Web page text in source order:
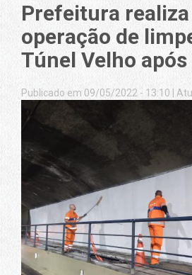
Prefeitura
operação de
Túnel Velho
Publicado em 09/05/2022 - 13:10